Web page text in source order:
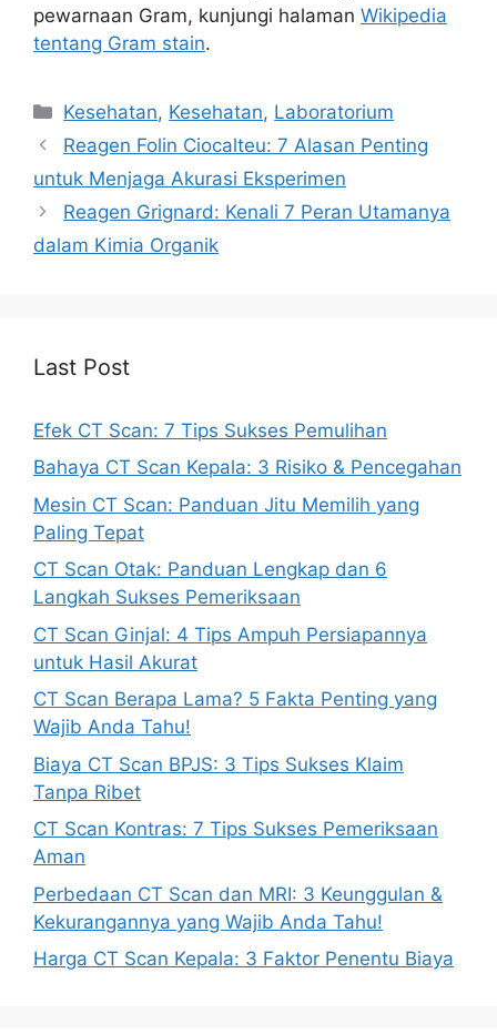
pewarnaan Gram, kunjungi halaman Wikipedia
tentang Gram stain.
Categories
Kesehatan, Kesehatan, Laboratorium
Reagen Folin Ciocalteu: 7 Alasan Penting
untuk Menjaga Akurasi Eksperimen
Reagen Grignard: Kenali 7 Peran Utamanya
dalam Kimia Organik
Last Post
Efek CT Scan: 7 Tips Sukses Pemulihan
Bahaya CT Scan Kepala: 3 Risiko & Pencegahan
Mesin CT Scan: Panduan Jitu Memilih yang
Paling Tepat
CT Scan Otak: Panduan Lengkap dan 6
Langkah Sukses Pemeriksaan
CT Scan Ginjal: 4 Tips Ampuh Persiapannya
untuk Hasil Akurat
CT Scan Berapa Lama? 5 Fakta Penting yang
Wajib Anda Tahu!
Biaya CT Scan BPJS: 3 Tips Sukses Klaim
Tanpa Ribet
CT Scan Kontras: 7 Tips Sukses Pemeriksaan
Aman
Perbedaan CT Scan dan MRI: 3 Keunggulan &
Kekurangannya yang Wajib Anda Tahu!
Harga CT Scan Kepala: 3 Faktor Penentu Biaya